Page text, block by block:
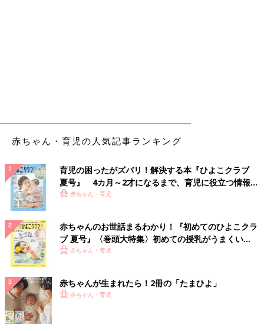
赤ちゃん・育児の人気記事ランキング
育児の困ったがズバリ！解決する本『ひよこクラブ
夏号』 4カ月～2才になるまで、育児に役立つ情報が
いっぱい！
赤ちゃん・育児
赤ちゃんのお世話まるわかり！『初めてのひよこクラ
ブ 夏号』〈巻頭大特集〉初めての授乳がうまくい
く！ おっぱい・ミルクの基本と夏のトラブル 解決テ
赤ちゃん・育児
赤ちゃんが生まれたら！2冊の「たまひよ」
赤ちゃん・育児